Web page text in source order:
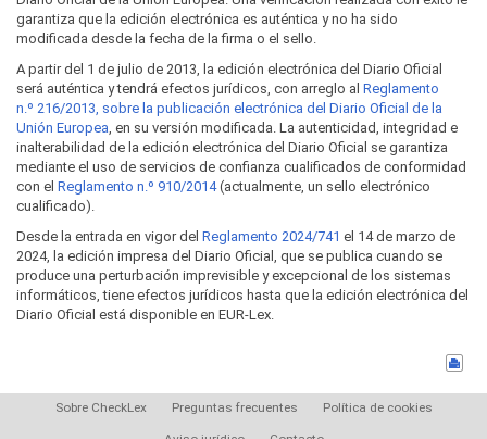
garantiza que la edición electrónica es auténtica y no ha sido
modificada desde la fecha de la firma o el sello.
A partir del 1 de julio de 2013, la edición electrónica del Diario Oficial
será auténtica y tendrá efectos jurídicos, con arreglo al Reglamento
n.º 216/2013, sobre la publicación electrónica del Diario Oficial de la
Unión Europea, en su versión modificada. La autenticidad, integridad e
inalterabilidad de la edición electrónica del Diario Oficial se garantiza
mediante el uso de servicios de confianza cualificados de conformidad
con el Reglamento n.º 910/2014(actualmente, un sello electrónico
cualificado).
Desde la entrada en vigor del Reglamento 2024/741 el 14 de marzo de
2024, la edición impresa del Diario Oficial, que se publica cuando se
produce una perturbación imprevisible y excepcional de los sistemas
informáticos, tiene efectos jurídicos hasta que la edición electrónica del
Diario Oficial está disponible en EUR-Lex.
Sobre CheckLex Preguntas frecuentes Política de cookies